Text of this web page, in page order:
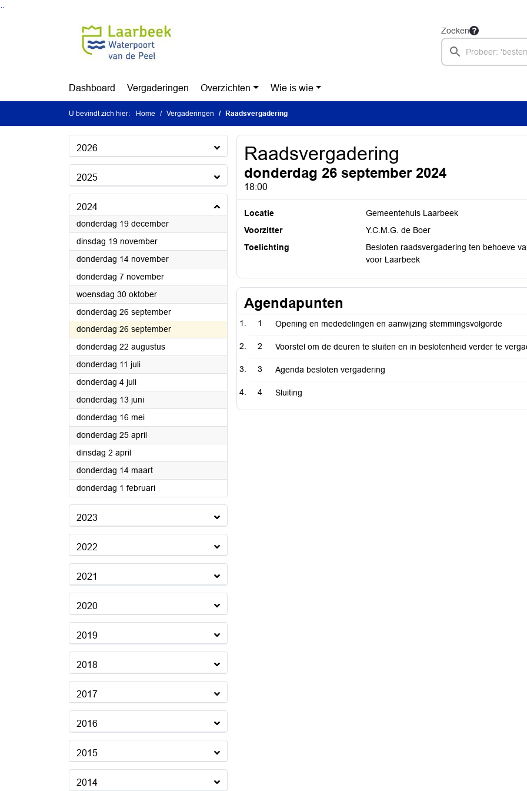
Zoeken
Dashboard Vergaderingen Overzichten Wie is wie
U bevindt zich hier: Home Vergaderingen Raadsvergadering
2026
2025
2024
donderdag 19 december2024
dinsdag 19 november2024
donderdag 14 november2024
donderdag 7 november2024
woensdag 30 oktober2024
donderdag 26 september2024
donderdag 26 september2024
donderdag 22 augustus2024
donderdag 11 juli2024
donderdag 4 juli2024
donderdag 13 juni2024
donderdag 16 mei2024
donderdag 25 april2024
dinsdag 2 april2024
donderdag 14 maart2024
donderdag 1 februari2024
2023
2022
2021
2020
2019
2018
2017
2016
2015
2014
Raadsvergadering
donderdag 26 september 2024
18:00
Locatie
Gemeentehuis Laarbeek
Voorzitter
Y.C.M.G. de Boer
Toelichting
Besloten raadsvergadering ten behoeve
voor Laarbeek
Agendapunten
1 Opening en mededelingen en aanwijzing stemmingsvolgorde
2 Voorstel om de deuren te sluiten en in beslotenheid verder te
3 Agenda besloten vergadering
4 Sluiting